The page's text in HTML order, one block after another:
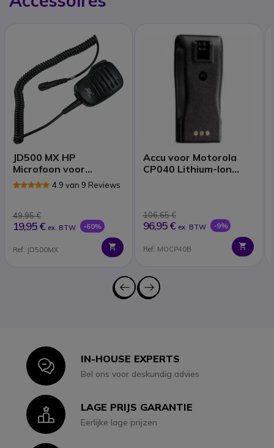
JD500 MX HP
Microfoon voor
Motorola Walkie
Talkies (2 Pins)
4.9 van 9 Reviews
49,95 €
19,95 € ex. BTW -60%
Ref: JD500MX
Accu voor Motorola
CP040 Lithium-Ion
106,65 €
96,95 € ex. BTW -9%
Ref: MOCP40B
IconIN-HOUSE EXPERTS
Bel ons voor deskundig advies
IconLAGE PRIJS GARANTIE
Eerlijke lage prijzen